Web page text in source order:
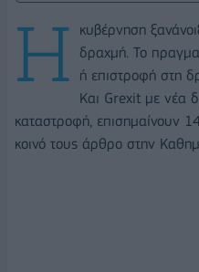
Η
κυβέρνηση
δραχμή. Το
ή επιστροφή στη
Και Grexit με νέα
καταστροφή, επισημαίνουν
κοινό τους άρθρο στην